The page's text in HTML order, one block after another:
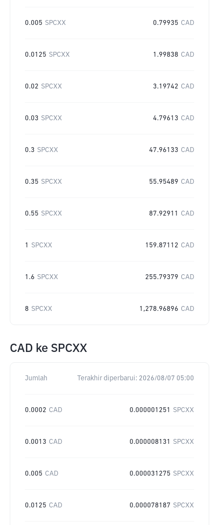
0.005 SPCXX 0.79935 CAD
0.0125 SPCXX 1.99838 CAD
0.02 SPCXX 3.19742 CAD
0.03 SPCXX 4.79613 CAD
0.3 SPCXX 47.96133 CAD
0.35 SPCXX 55.95489 CAD
0.55 SPCXX 87.92911 CAD
1 SPCXX 159.87112 CAD
1.6 SPCXX 255.79379 CAD
8 SPCXX 1,278.96896 CAD
CAD ke SPCXX
Jumlah Terakhir diperbarui: 2026/08/07 05:00
0.0002 CAD 0.000001251 SPCXX
0.0013 CAD 0.000008131 SPCXX
0.005 CAD 0.000031275 SPCXX
0.0125 CAD 0.000078187 SPCXX